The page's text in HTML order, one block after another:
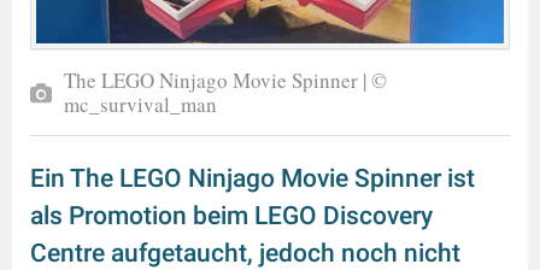
The LEGO Ninjago Movie Spinner | ©
mc_survival_man
Ein The LEGO Ninjago Movie Spinner ist
als Promotion beim LEGO Discovery
Centre aufgetaucht, jedoch noch nicht